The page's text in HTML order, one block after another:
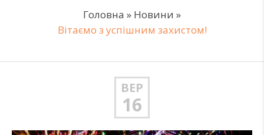
Головна » Новини »
Вітаємо з успішним захистом!
ВЕР
16